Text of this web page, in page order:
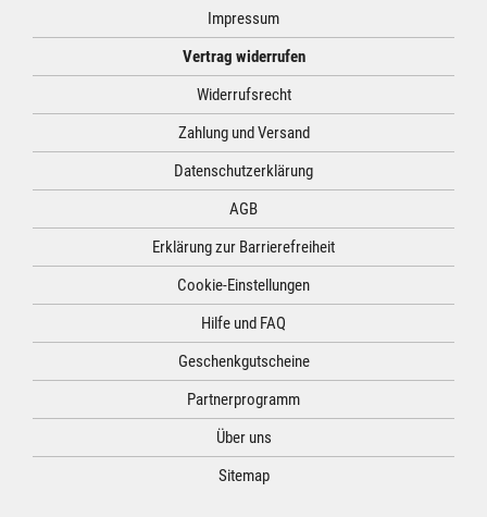
Impressum
Vertrag widerrufen
Widerrufsrecht
Zahlung und Versand
Datenschutzerklärung
AGB
Erklärung zur Barrierefreiheit
Cookie-Einstellungen
Hilfe und FAQ
Geschenkgutscheine
Partnerprogramm
Über uns
Sitemap